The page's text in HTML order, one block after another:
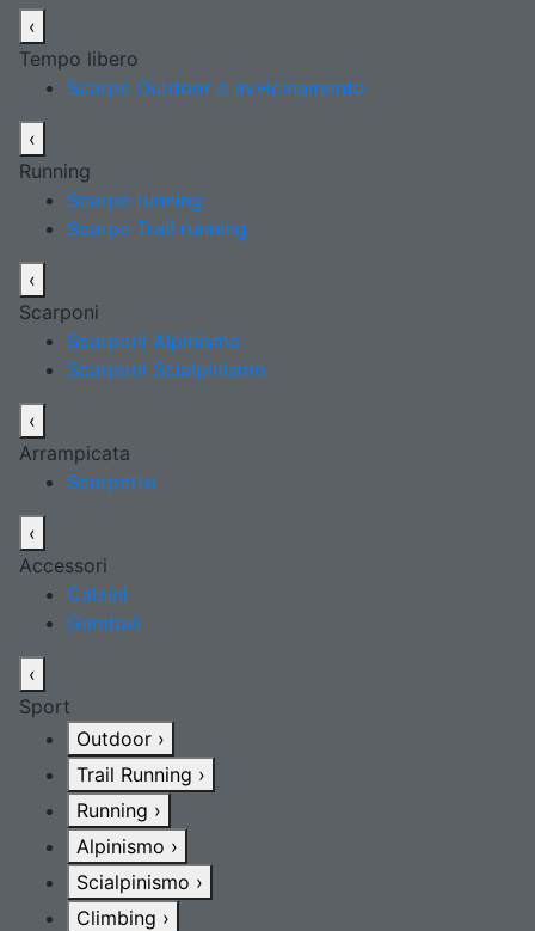
‹
Tempo libero
Scarpe Outdoor e avvicinamento
‹
Running
Scarpe running
Scarpe Trail running
‹
Scarponi
Scarponi Alpinismo
Scarponi Scialpinismo
‹
Arrampicata
Scarpette
‹
Accessori
Calzini
Gambali
‹
Sport
Outdoor ›
Trail Running ›
Running ›
Alpinismo ›
Scialpinismo ›
Climbing ›